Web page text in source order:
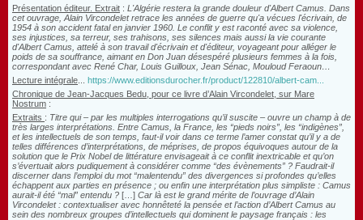
Présentation éditeur. Extrait : L'Algérie restera la grande douleur d'Albert Camus. Dans
cet ouvrage, Alain Vircondelet retrace les années de guerre qu'a vécues l'écrivain, de
1954 à son accident fatal en janvier 1960. Le conflit y est raconté avec sa violence,
ses injustices, sa terreur, ses trahisons, ses silences mais aussi la vie courante
d'Albert Camus, attelé à son travail d'écrivain et d'éditeur, voyageant pour alléger le
poids de sa souffrance, aimant en Don Juan désespéré plusieurs femmes à la fois,
correspondant avec René Char, Louis Guilloux, Jean Sénac, Mouloud Feraoun…
Lecture intégrale
https://www.editionsdurocher.fr/product/122810/albert-cam...
Chronique de Jean-Jacques Bedu, pour ce livre d’Alain Vircondelet, sur Mare
Nostrum :
Extraits : Titre qui – par les multiples interrogations qu’il suscite – ouvre un champ à de
très larges interprétations. Entre Camus, la France, les “pieds noirs”, les “indigènes”,
et les intellectuels de son temps, faut-il voir dans ce terme l’amer constat qu’il y a de
telles différences d’interprétations, de méprises, de propos équivoques autour de la
solution que le Prix Nobel de littérature envisageait à ce conflit inextricable et qu’on
s’évertuait alors pudiquement à considérer comme “des évènements” ? Faudrait-il
discerner dans l’emploi du mot “malentendu” des divergences si profondes qu’elles
échappent aux parties en présence ; ou enfin une interprétation plus simpliste : Camus
aurait-il été “mal” entendu ? […] Car là est le grand mérite de l’ouvrage d’Alain
Vircondelet : contextualiser avec honnêteté la pensée et l’action d’Albert Camus au
sein des nombreux groupes d’intellectuels qui dominent le paysage français : les